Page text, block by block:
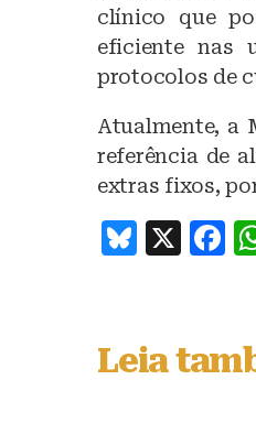
clínico que
eficiente nas
protocolos de
Atualmente, a
referência de
extras fixos,
B
s
k
X
F
e
b
Leia